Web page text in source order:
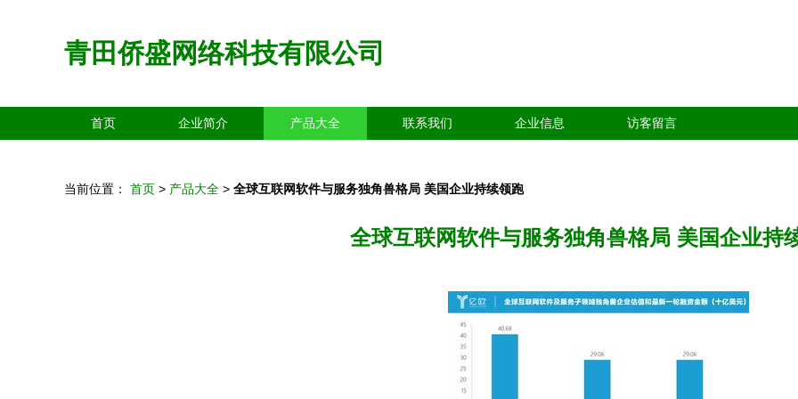
青田侨盛网络科技有限公司
首页 企业简介 产品大全 联系我们 企业信息 访客留言
当前位置： 首页 > 产品大全 > 全球互联网软件与服务独角兽格局 美国企业持续领跑
全球互联网软件与服务独角兽格局 美国企业持